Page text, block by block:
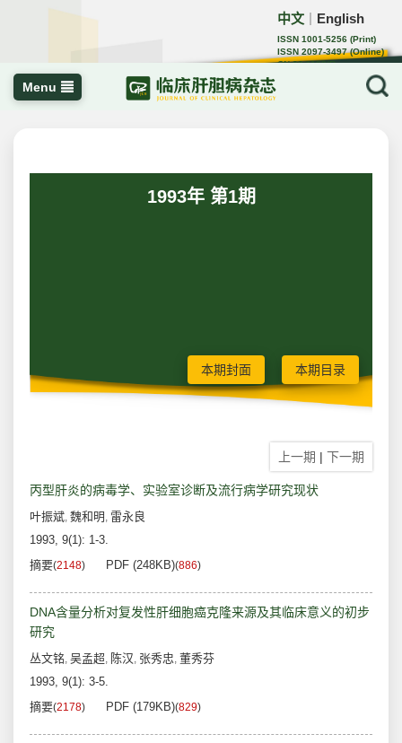
中文 English
ISSN 1001-5256 (Print)
ISSN 2097-3497 (Online)
CN 22-1108/R
Menu
1993年 第1期
本期封面 本期目录
上一期 | 下一期
丙型肝炎的病毒学、实验室诊断及流行病学研究现状
叶振斌, 魏和明 , 雷永良
1993, 9(1): 1-3.
摘要(2148) PDF (248KB)(886)
DNA含量分析对复发性肝细胞癌克隆来源及其临床意义的初步
研究
丛文铭, 吴孟超, 陈汉, 张秀忠, 董秀芬
1993, 9(1): 3-5.
摘要(2178) PDF (179KB)(829)